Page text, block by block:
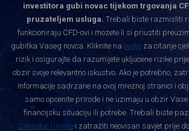
investitora gubi novac tijekom trgovanja
pruzateljem usluga. Trebali biste razmisliti
funkcioniraju CFD-ovi i mozete li si priustiti
gubitka Vaseg novca. Kliknite na ovdje za citanje
rizik i osigurajte da razumijete ukljucene rizike
obzir svoje relevantno iskustvo. Ako je potrebno,
Informacije sadrzane na ovoj mreznoj stranici i
samo opcenite prirode i ne uzimaju u obzir Vase
financijsku situaciju ili potrebe. Trebali biste
Odredbe i uvjete i zatraziti neovisan savjet prije